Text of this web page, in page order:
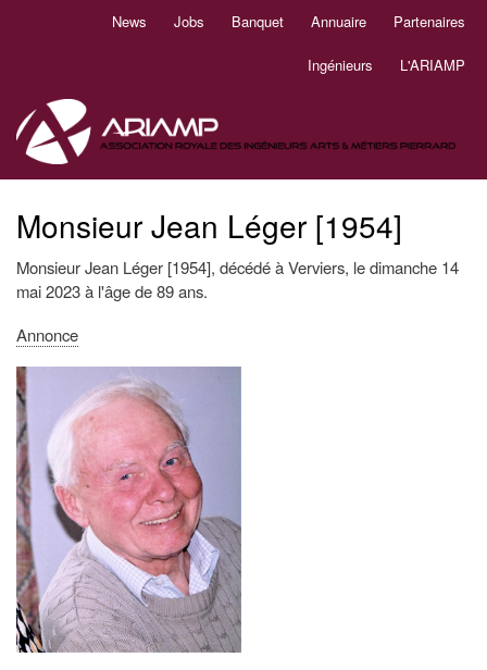
News Jobs Banquet Annuaire Partenaires
Ingénieurs L'ARIAMP
Monsieur Jean Léger [1954]
Monsieur Jean Léger [1954], décédé à Verviers, le dimanche 14
mai 2023 à l'âge de 89 ans.
Annonce